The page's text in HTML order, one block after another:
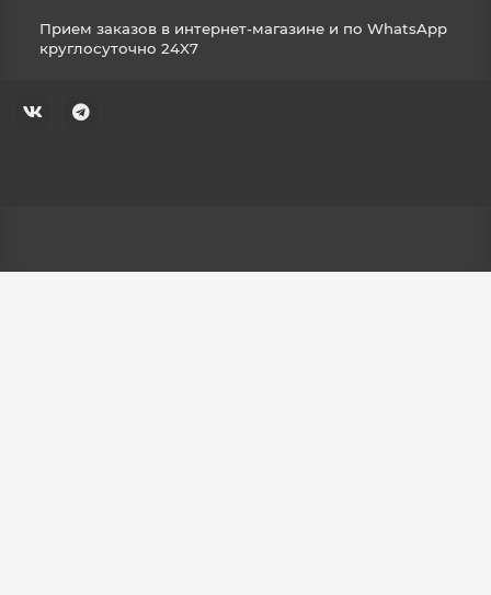
Прием заказов в интернет-магазине и по WhatsApp
круглосуточно 24X7